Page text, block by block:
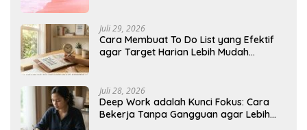
Juli 29, 2026
Cara Membuat To Do List yang Efektif
agar Target Harian Lebih Mudah
Juli 28, 2026
Deep Work adalah Kunci Fokus: Cara
Bekerja Tanpa Gangguan agar Lebih